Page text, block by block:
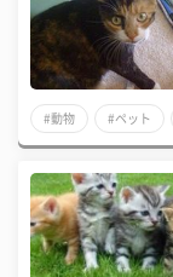
#動物 #ペット